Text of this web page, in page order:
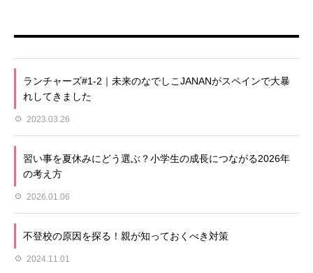
ランチャーズ#1-2｜未来のなでしこJANANがスペインで大暴
れしてきました
2023.03.26
習い事を夏休みにどう選ぶ？小学生の成長につながる2026年
の考え方
2026.01.06
不登校の原因を探る！親が知っておくべき対策
2024.11.01